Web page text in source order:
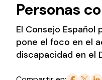
Personas
El Consejo Español
pone el foco en el
discapacidad en el